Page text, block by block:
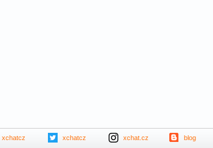
xchatcz xchatcz xchat.cz
blog